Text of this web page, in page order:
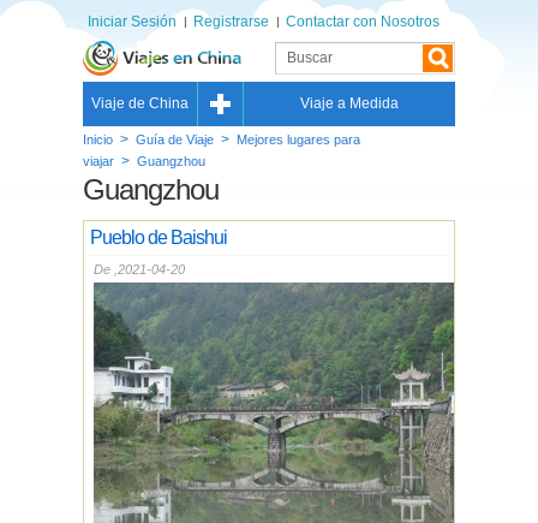
Iniciar Sesión Registrarse Contactar con Nosotros
Viaje de China Viaje a Medida
Inicio > Guía de Viaje > Mejores lugares para
viajar > Guangzhou
Guangzhou
Pueblo de Baishui
De ,2021-04-20